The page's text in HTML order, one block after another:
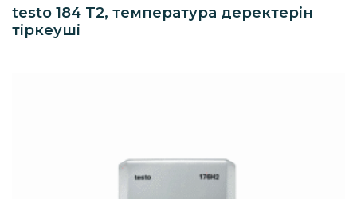
testo 184 T2, температура деректерін
тіркеуші